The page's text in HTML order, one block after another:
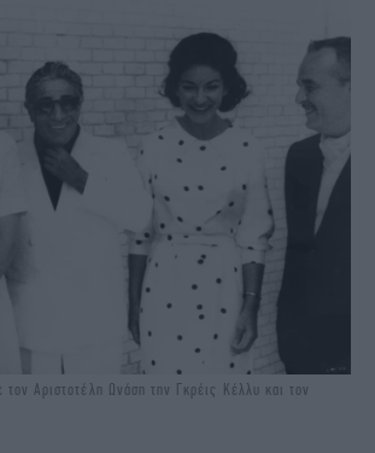
Αριστοτέλη Ωνάση την Γκρέις Κέλλυ και τον